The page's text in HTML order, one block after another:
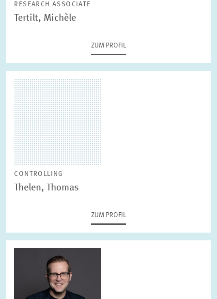
RESEARCH ASSOCIATE
Tertilt, Michèle
ZUM PROFIL
CONTROLLING
Thelen, Thomas
ZUM PROFIL